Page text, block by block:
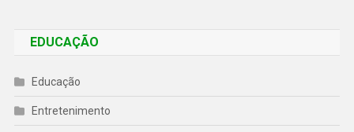
EDUCAÇÃO
Educação
Entretenimento